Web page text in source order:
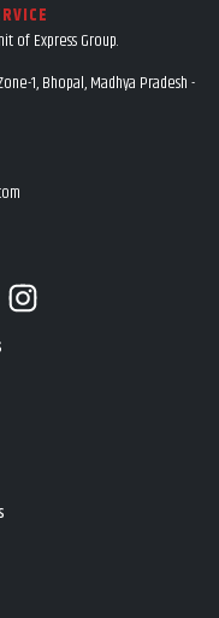
of Express Group.
1, Bhopal, Madhya Pradesh -